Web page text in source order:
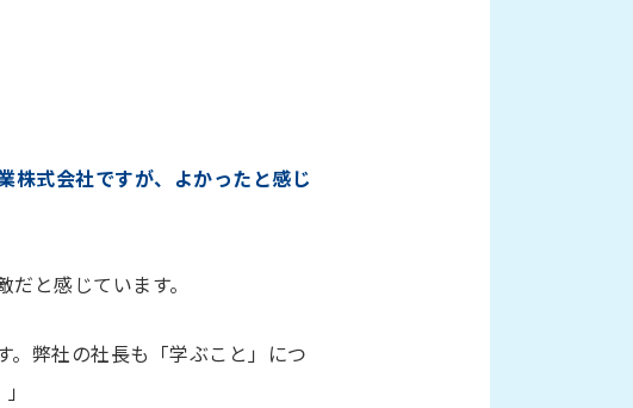
式会社ですが、よかったと感じ
と感じています。
弊社の社長も「学ぶこと」につ